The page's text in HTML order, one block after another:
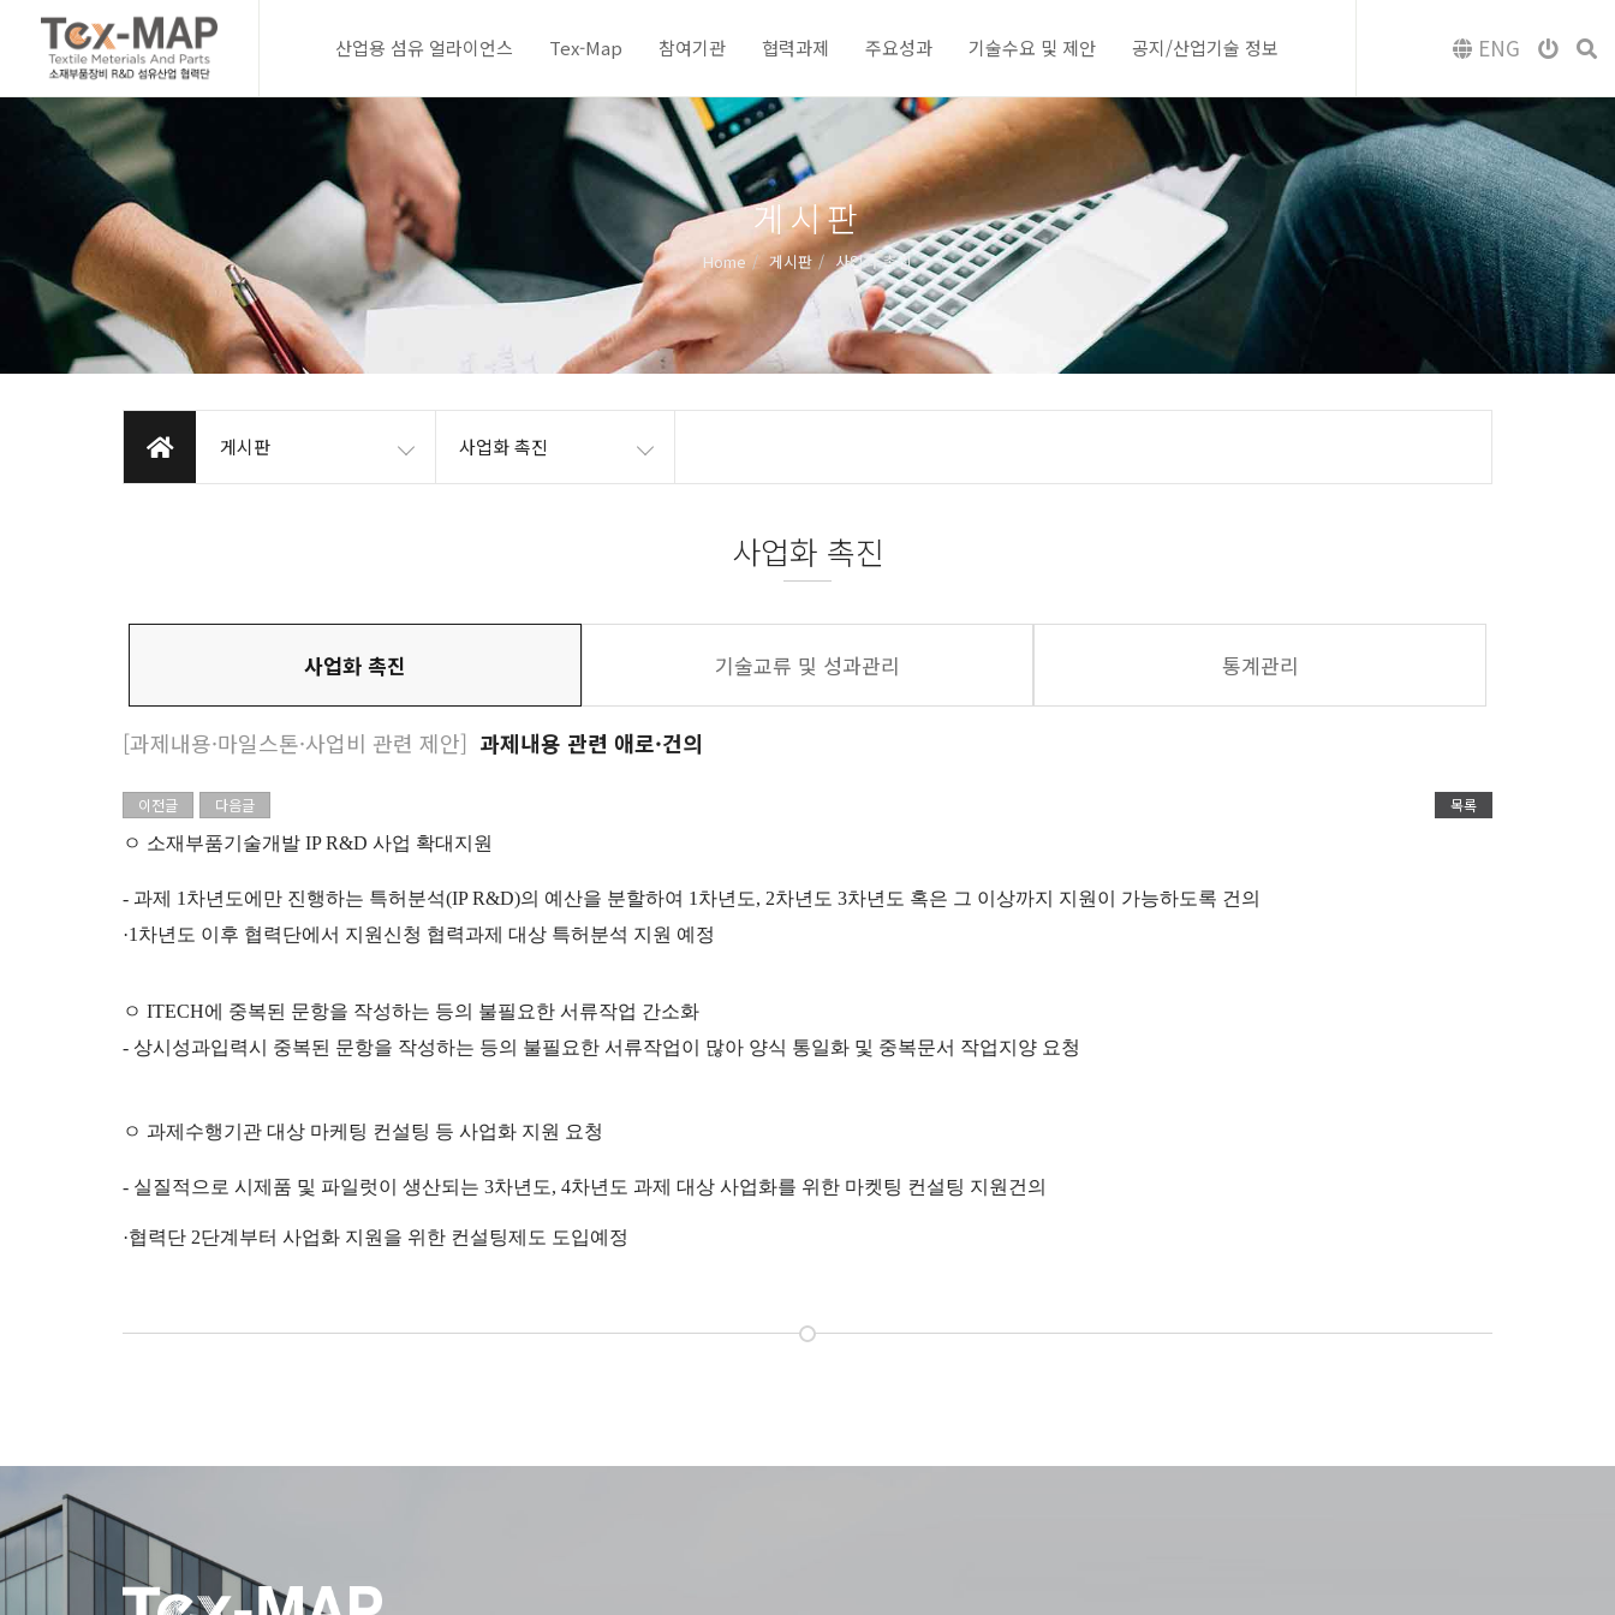
산업용 섬유 얼라이언스 Tex-Map 참여기관 협력과제 주요성과 기술수요 및 제안 공지/산업기술 정보 ENG
게시판
Home 게시판 사업화 촉진
게시판 사업화 촉진
사업화 촉진
사업화 촉진 기술교류 및 성과관리 통계관리
[과제내용·마일스톤·사업비 관련 제안] 과제내용 관련 애로·건의
이전글 다음글
목록
ㅇ 소재부품기술개발 IP R&D 사업 확대지원
- 과제 1 차년도에만 진행하는 특허분석(IP R&D)의 예산을 분할하여 1 차년도, 2차년도 3차년도 혹은 그 이상까지 지원이 가능하도록 건의
·1 차년도 이후 협력단에서 지원신청 협력과제 대상 특허분석 지원 예정
ㅇ ITECH에 중복된 문항을 작성하는 등의 불필요한 서류작업 간소화
- 상시성과입력시 중복된 문항을 작성하는 등의 불필요한 서류작업이 많아 양식 통일화 및 중복문서 작업지양 요청
ㅇ 과제수행기관 대상 마케팅 컨설팅 등 사업화 지원 요청
- 실질적으로 시제품 및 파일럿이 생산되는 3차년도, 4차년도 과제 대상 사업화를 위한 마켓팅 컨설팅 지원건의
·협력단 2단계부터 사업화 지원을 위한 컨설팅제도 도입예정